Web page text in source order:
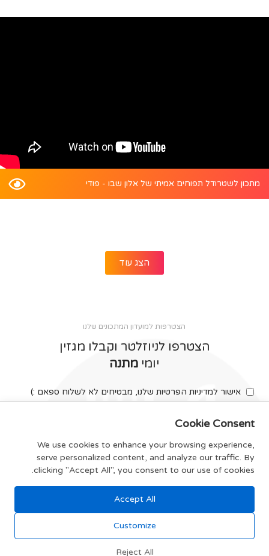
מתכון לשטרודל תפוחים אמיתי של אלון שבו - פודי
הצג עוד
הצטרפות למועדון המתכונים שלנו
הצטרפו לניוזלטר וקבלו מגזין
יומי מתנה
אישור למדיניות הפרטיות שלנו, מבטיחים לא לשלוח ספאם :)
צרפו אותי
תקנון האתר
Cookie Consent
We use cookies to enhance your browsing experience,
serve personalized content, and analyze our traffic. By
clicking "Accept All", you consent to our use of cookies.
Accept All
Customize
Reject All